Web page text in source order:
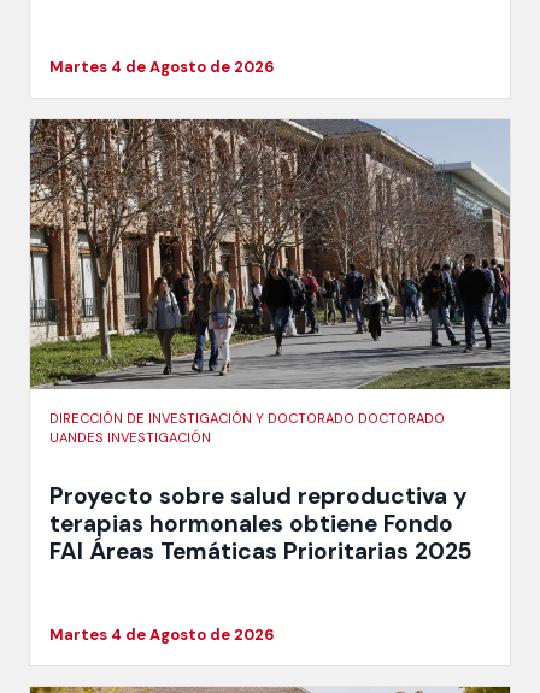
Martes 4 de Agosto de 2026
DIRECCIÓN DE INVESTIGACIÓN Y DOCTORADO DOCTORADO
UANDES INVESTIGACIÓN
Proyecto sobre salud reproductiva y
terapias hormonales obtiene Fondo
FAI Áreas Temáticas Prioritarias 2025
Martes 4 de Agosto de 2026